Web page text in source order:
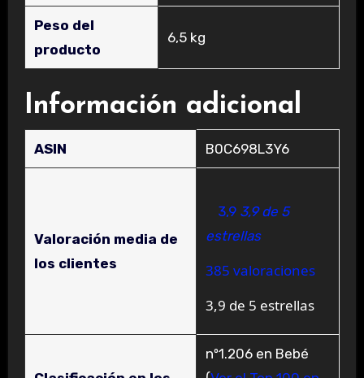
Peso del
producto
‎6,5 kg
Información adicional
ASIN B0C698L3Y6
Valoración media de
los clientes
3,9 3,9 de 5
estrellas
385 valoraciones
3,9 de 5 estrellas
nº1.206 en Bebé